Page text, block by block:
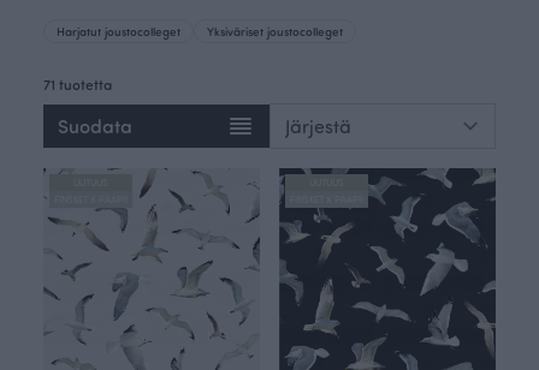
Harjatut joustocolleget Yksiväriset joustocolleget
71 tuotetta
Suodata